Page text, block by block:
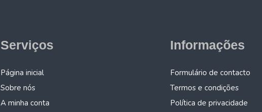
Serviços
Página inicial
Sobre nós
A minha conta
Informações
Formulário de contacto
Termos e condições
Política de privacidade